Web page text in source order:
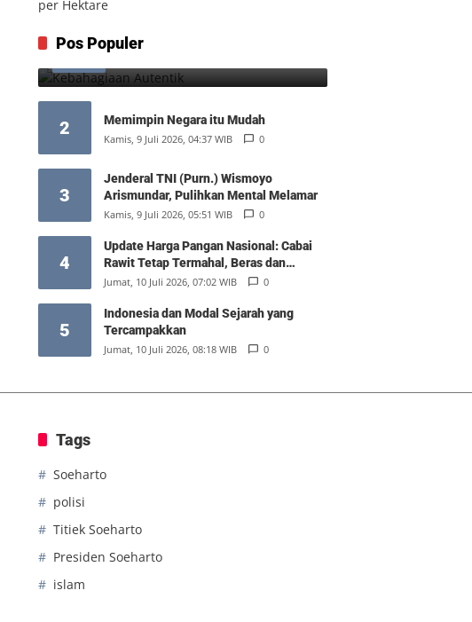
Pos Populer
1 Kebahagiaan Autentik
2 Memimpin Negara itu Mudah
Kamis, 9 Juli 2026, 04:37 WIB 0
3
Jenderal TNI (Purn.) Wismoyo
Arismundar, Pulihkan Mental Melamar
Kamis, 9 Juli 2026, 05:51 WIB 0
4
Update Harga Pangan Nasional: Cabai
Rawit Tetap Termahal, Beras dan
Minyak Goreng Stabil
Jumat, 10 Juli 2026, 07:02 WIB 0
5
Indonesia dan Modal Sejarah yang
Tercampakkan
Jumat, 10 Juli 2026, 08:18 WIB 0
Tags
Soeharto
polisi
Titiek Soeharto
Presiden Soeharto
islam